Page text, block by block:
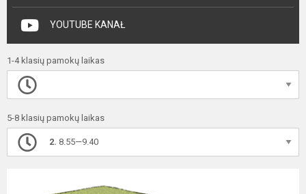
YOUTUBE KANAŁ
1-4 klasių pamokų laikas
5-8 klasių pamokų laikas
2. 8.55—9.40